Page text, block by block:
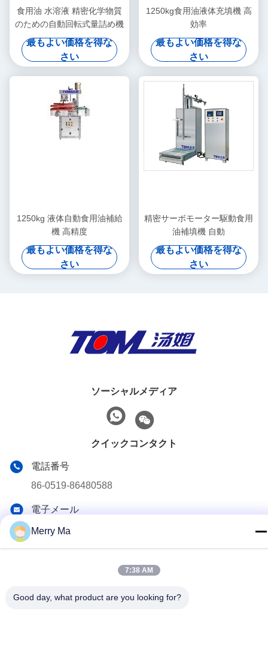
食用油 水溶液 精密化学物質
のための自動回転式量詰め機
最もよい価格を得な
さい
1250kg食用油液体充填機 高
効率
最もよい価格を得な
さい
1250kg 液体自動食用油補給
機 高精度
最もよい価格を得な
さい
精密サーボモーター駆動食用
油補填機 自動
最もよい価格を得な
さい
ソーシャルメディア
クイックコンタクト
電話番号
86-0519-86480588
電子メール
tech@cn-tom.com
住所
違う 違う99, Rulin Town, Jintan District, チャン州市, 江蘇省,
Merry Ma
7:38 AM
Good day, what product are you looking for?